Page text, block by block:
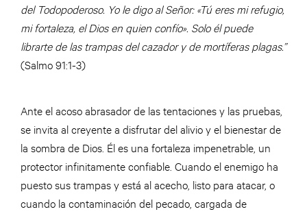
del Todopoderoso. Yo le digo al Señor: «Tú eres mi refugio,
mi fortaleza, el Dios en quien confío». Solo él puede
librarte de las trampas del cazador y de mortíferas plagas.”
(Salmo 91:1-3)
Ante el acoso abrasador de las tentaciones y las pruebas,
se invita al creyente a disfrutar del alivio y el bienestar de
la sombra de Dios. Él es una fortaleza impenetrable, un
protector infinitamente confiable. Cuando el enemigo ha
puesto sus trampas y está al acecho, listo para atacar, o
cuando la contaminación del pecado, cargada de